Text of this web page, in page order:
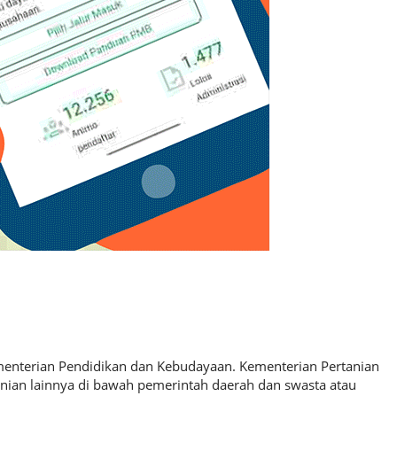
Pendidikan dan Kebudayaan. Kementerian Pertanian
lainnya di bawah pemerintah daerah dan swasta atau